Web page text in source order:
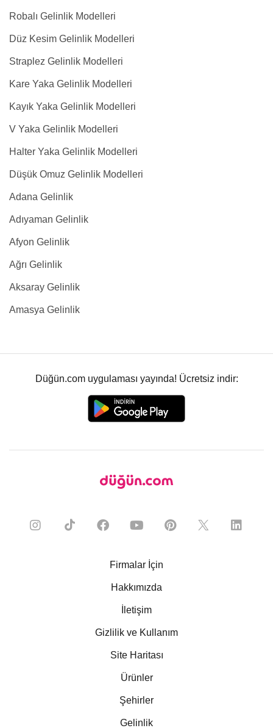
Robalı Gelinlik Modelleri
Düz Kesim Gelinlik Modelleri
Straplez Gelinlik Modelleri
Kare Yaka Gelinlik Modelleri
Kayık Yaka Gelinlik Modelleri
V Yaka Gelinlik Modelleri
Halter Yaka Gelinlik Modelleri
Düşük Omuz Gelinlik Modelleri
Adana Gelinlik
Adıyaman Gelinlik
Afyon Gelinlik
Ağrı Gelinlik
Aksaray Gelinlik
Amasya Gelinlik
Düğün.com uygulaması yayında! Ücretsiz indir:
Firmalar İçin
Hakkımızda
İletişim
Gizlilik ve Kullanım
Site Haritası
Ürünler
Şehirler
Gelinlik